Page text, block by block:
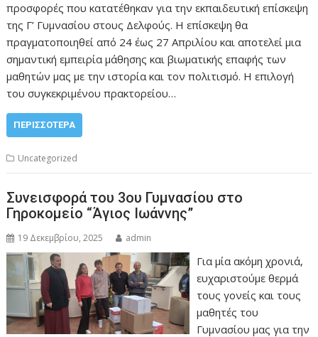
προσφορές που κατατέθηκαν για την εκπαιδευτική επίσκεψη
της Γ’ Γυμνασίου στους Δελφούς. Η επίσκεψη θα
πραγματοποιηθεί από 24 έως 27 Απριλίου και αποτελεί μια
σημαντική εμπειρία μάθησης και βιωματικής επαφής των
μαθητών μας με την ιστορία και τον πολιτισμό. Η επιλογή
του συγκεκριμένου πρακτορείου…
ΠΕΡΙΣΣΌΤΕΡΑ
Uncategorized
Συνεισφορά του 3ου Γυμνασίου στο
Γηροκομείο “Άγιος Ιωάννης”
19 Δεκεμβρίου, 2025 admin
Για μία ακόμη χρονιά,
ευχαριστούμε θερμά
τους γονείς και τους
μαθητές του
Γυμνασίου μας για την